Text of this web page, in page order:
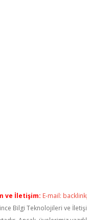
ve İletişim: E-mail:
Bilgi Teknolojileri ve